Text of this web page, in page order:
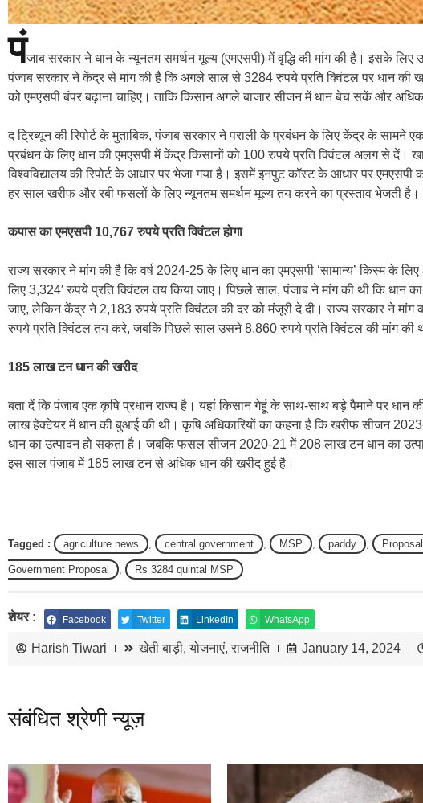
पंजाब सरकार ने धान के न्यूनतम समर्थन मूल्य (एमएसपी) में वृद्धि की मांग की है। इसके लिए
पंजाब सरकार ने केंद्र से मांग की है कि अगले साल से 3284 रुपये प्रति क्विंटल पर धान की
को एमएसपी बंपर बढ़ाना चाहिए। ताकि किसान अगले बाजार सीजन में धान बेच सकें और
द ट्रिब्यून की रिपोर्ट के मुताबिक, पंजाब सरकार ने पराली के प्रबंधन के लिए केंद्र के सामने
प्रबंधन के लिए धान की एमएसपी में केंद्र किसानों को 100 रुपये प्रति क्विंटल अलग से दें।
विश्वविद्यालय की रिपोर्ट के आधार पर भेजा गया है। इसमें इनपुट कॉस्ट के आधार पर
हर साल खरीफ और रबी फसलों के लिए न्यूनतम समर्थन मूल्य तय करने का प्रस्ताव भेजती है।
कपास का एमएसपी 10,767 रुपये प्रति क्विंटल होगा
राज्य सरकार ने मांग की है कि वर्ष 2024-25 के लिए धान का एमएसपी ‘सामान्य’ किस्म के
लिए 3,324′ रुपये प्रति क्विंटल तय किया जाए। पिछले साल, पंजाब ने मांग की थी कि धान
जाए, लेकिन केंद्र ने 2,183 रुपये प्रति क्विंटल की दर को मंजूरी दे दी। राज्य सरकार ने
रुपये प्रति क्विंटल तय करे, जबकि पिछले साल उसने 8,860 रुपये प्रति क्विंटल की मांग की
185 लाख टन धान की खरीद
बता दें कि पंजाब एक कृषि प्रधान राज्य है। यहां किसान गेहूं के साथ-साथ बड़े पैमाने पर
लाख हेक्टेयर में धान की बुआई की थी। कृषि अधिकारियों का कहना है कि खरीफ सीजन
धान का उत्पादन हो सकता है। जबकि फसल सीजन 2020-21 में 208 लाख टन धान का
इस साल पंजाब में 185 लाख टन से अधिक धान की खरीद हुई है।
Tagged : agriculture news central government MSP paddy Proposal
Government Proposal Rs 3284 quintal MSP
शेयर : Facebook Twitter LinkedIn WhatsApp
Harish Tiwari खेती बाड़ी,योजनाएं,राजनीति January 14, 2024
संबंधित श्रेणी न्यूज़